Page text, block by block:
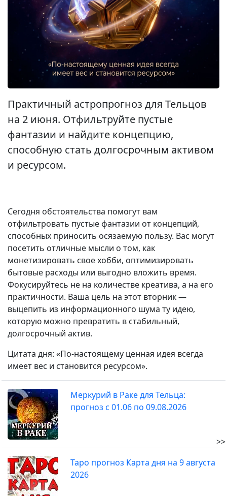
Практичный астропрогноз для Тельцов
на 2 июня. Отфильтруйте пустые
фантазии и найдите концепцию,
способную стать долгосрочным активом
и ресурсом.
Сегодня обстоятельства помогут вам
отфильтровать пустые фантазии от концепций,
способных приносить осязаемую пользу. Вас могут
посетить отличные мысли о том, как
монетизировать свое хобби, оптимизировать
бытовые расходы или выгодно вложить время.
Фокусируйтесь не на количестве креатива, а на его
практичности. Ваша цель на этот вторник —
выцепить из информационного шума ту идею,
которую можно превратить в стабильный,
долгосрочный актив.
Цитата дня: «По-настоящему ценная идея всегда
имеет вес и становится ресурсом».
Меркурий в Раке для Тельца:
прогноз с 01.06 по 09.08.2026
>>
Таро прогноз Карта дня на 9 августа
2026